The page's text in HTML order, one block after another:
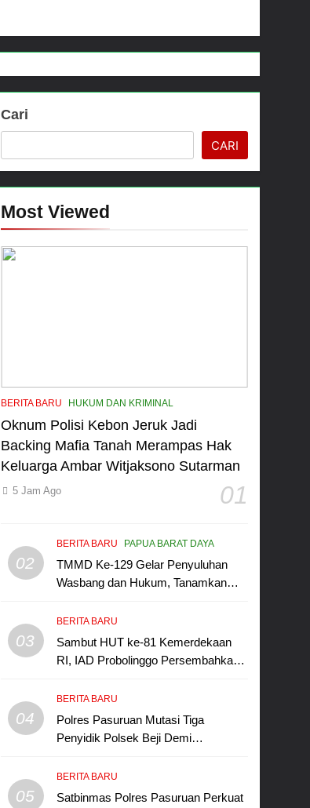
Cari
CARI
Most Viewed
BERITA BARU HUKUM DAN KRIMINAL
Oknum Polisi Kebon Jeruk Jadi
Backing Mafia Tanah Merampas Hak
Keluarga Ambar Witjaksono Sutarman
01
5 Jam Ago
02
BERITA BARU PAPUA BARAT DAYA
TMMD Ke-129 Gelar Penyuluhan
Wasbang dan Hukum, Tanamkan
Aturan di Kampung Sesor
03
BERITA BARU
Sambut HUT ke-81 Kemerdekaan
RI, IAD Probolinggo Persembahkan
Beasiswa Pascasarjana bagi Guru
Non-ASN sebagai Pahlawan Bangsa
04
BERITA BARU
Polres Pasuruan Mutasi Tiga
Penyidik Polsek Beji Demi
Penyidikan
05
BERITA BARU
Satbinmas Polres Pasuruan Perkuat